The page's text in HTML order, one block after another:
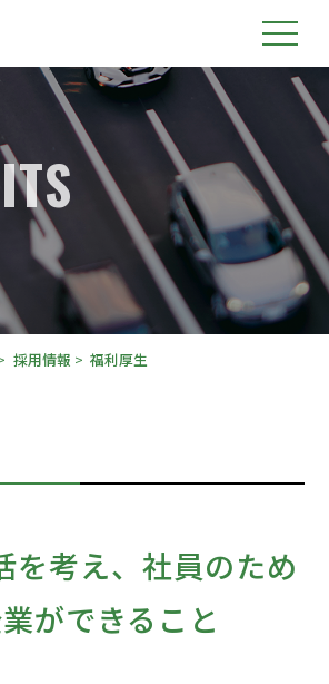
採用情報 福利厚生
を考え、社員のため
ができること